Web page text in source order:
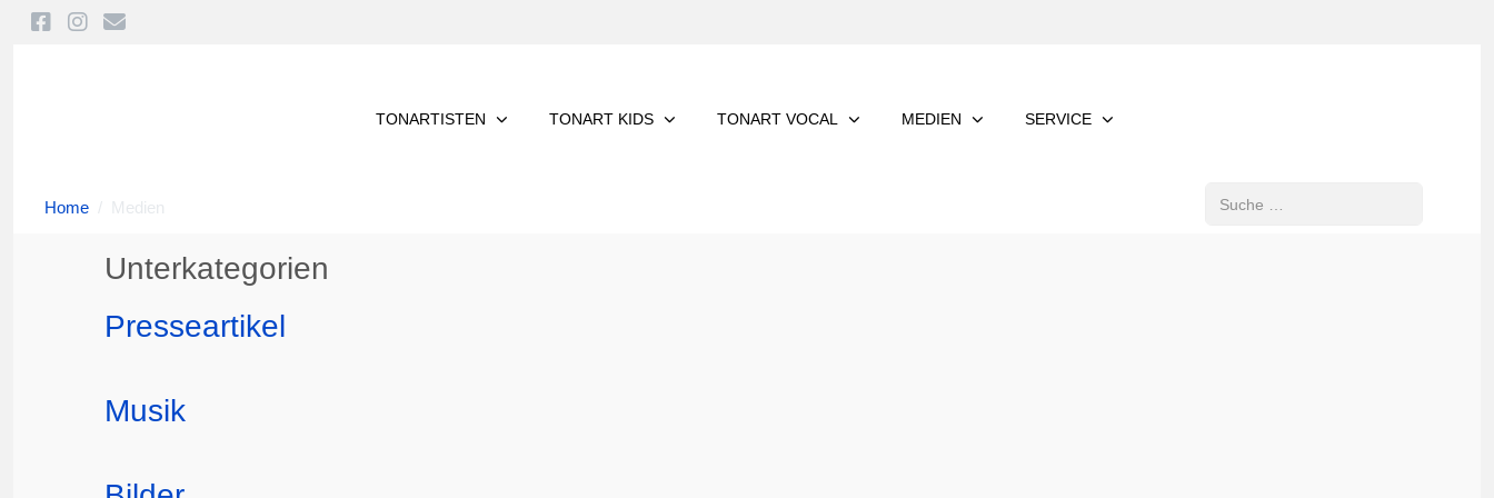
TONARTISTEN TONART KIDS TONART VOCAL MEDIEN SERVICE
Home Medien
Suchen
Unterkategorien
Presseartikel
Musik